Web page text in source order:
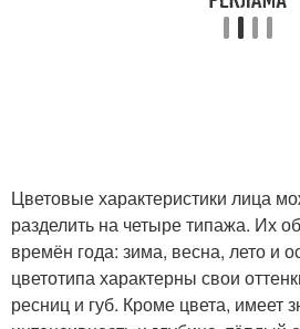
Цветовые характеристики лица
разделить на четыре типажа. Их
времён года: зима, весна, лето и
цветотипа характерны свои
ресниц и губ. Кроме цвета, имеет